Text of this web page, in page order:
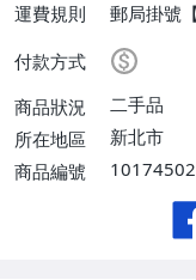
運費規則
郵局掛號
運費】
付款方式
商品狀況
二手品
所在地區
新北市
商品編號